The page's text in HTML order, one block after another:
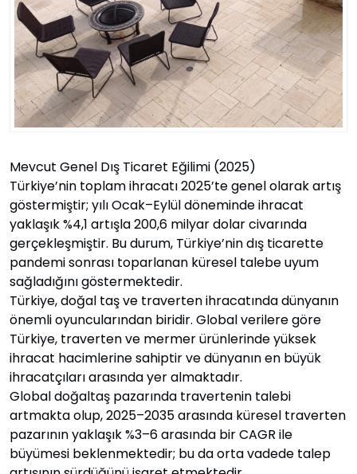
Mevcut Genel Dış Ticaret Eğilimi (2025)
Türkiye’nin toplam ihracatı 2025’te genel olarak artış
göstermiştir; yılı Ocak–Eylül döneminde ihracat
yaklaşık %4,1 artışla 200,6 milyar dolar civarında
gerçekleşmiştir. Bu durum, Türkiye’nin dış ticarette
pandemi sonrası toparlanan küresel talebe uyum
sağladığını göstermektedir.
Türkiye, doğal taş ve traverten ihracatında dünyanın
önemli oyuncularından biridir. Global verilere göre
Türkiye, traverten ve mermer ürünlerinde yüksek
ihracat hacimlerine sahiptir ve dünyanın en büyük
ihracatçıları arasında yer almaktadır.
Global doğaltaş pazarında travertenin talebi
artmakta olup, 2025–2035 arasında küresel traverten
pazarının yaklaşık %3–6 arasında bir CAGR ile
büyümesi beklenmektedir; bu da orta vadede talep